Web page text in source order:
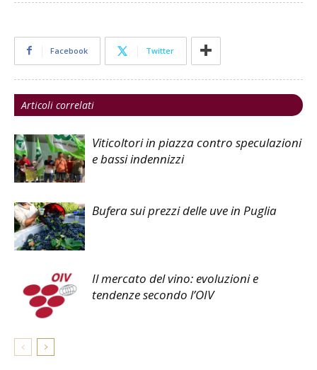
Facebook Twitter
Articoli correlati
Viticoltori in piazza contro speculazioni
e bassi indennizzi
Bufera sui prezzi delle uve in Puglia
Il mercato del vino: evoluzioni e
tendenze secondo l’OIV